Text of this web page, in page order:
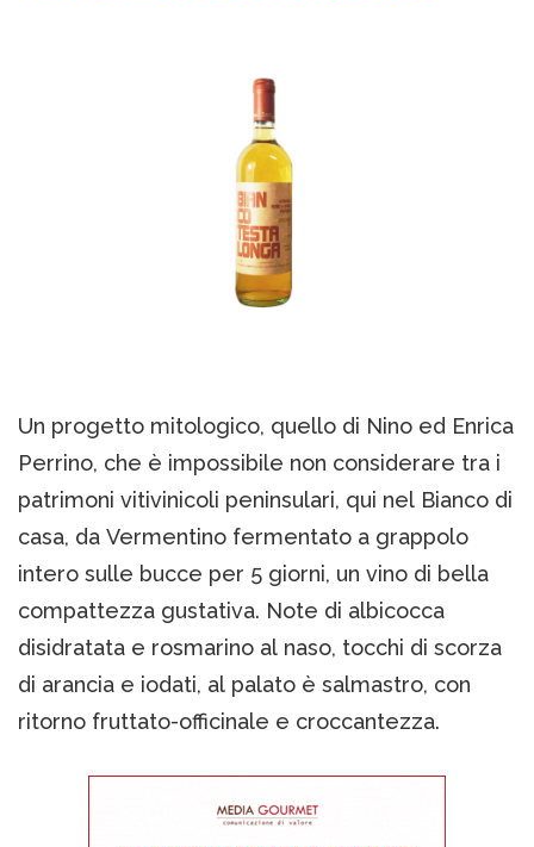
Un progetto mitologico, quello di Nino ed Enrica
Perrino, che è impossibile non considerare tra i
patrimoni vitivinicoli peninsulari, qui nel Bianco di
casa, da Vermentino fermentato a grappolo
intero sulle bucce per 5 giorni, un vino di bella
compattezza gustativa. Note di albicocca
disidratata e rosmarino al naso, tocchi di scorza
di arancia e iodati, al palato è salmastro, con
ritorno fruttato-officinale e croccantezza.